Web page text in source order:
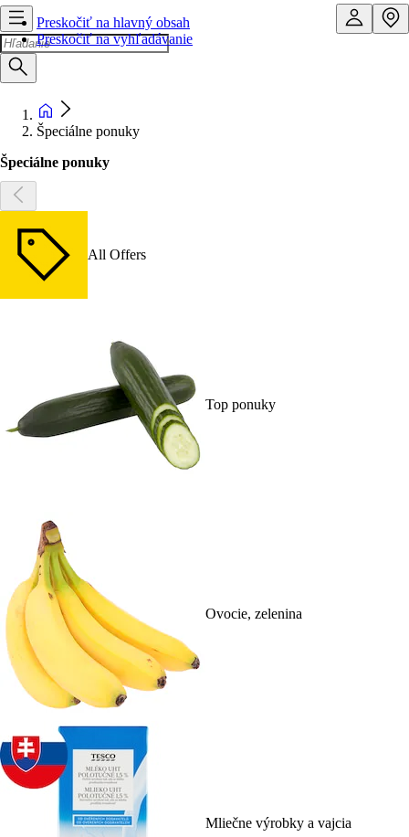
Preskočiť na hlavný obsah
Preskočiť na vyhľadávanie
Špeciálne ponuky
Špeciálne ponuky
All Offers
Top ponuky
Ovocie, zelenina
Mliečne výrobky a vajcia